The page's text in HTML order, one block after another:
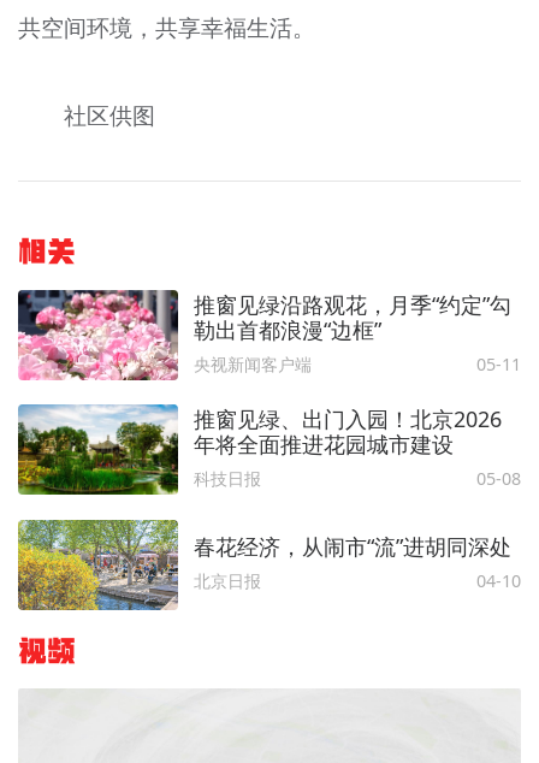
共空间环境，共享幸福生活。
社区供图
相关
推窗见绿沿路观花，月季“约定”勾
勒出首都浪漫“边框”
央视新闻客户端 05-11
推窗见绿、出门入园！北京2026
年将全面推进花园城市建设
科技日报 05-08
春花经济，从闹市“流”进胡同深处
北京日报 04-10
视频